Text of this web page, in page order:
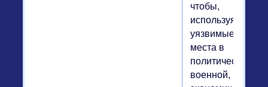
чтобы,
используя
уязвимые
места в
политической,
военной,